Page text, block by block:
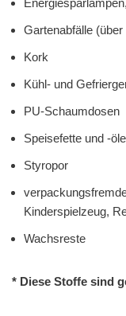
Gartenabfälle
Kork
Kühl- und
PU-Schaumdosen
Speisefette und -öle
Styropor
Kinderspielzeug,
Wachsreste
* Diese Stoffe sind